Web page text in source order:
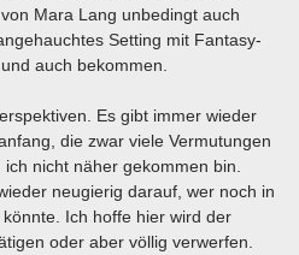
Mara Lang unbedingt auch
Setting mit Fantasy-
auch bekommen.
Es gibt immer wieder
die zwar viele Vermutungen
nicht näher gekommen bin.
neugierig darauf, wer noch in
Ich hoffe hier wird der
oder aber völlig verwerfen.